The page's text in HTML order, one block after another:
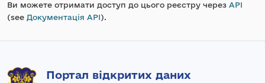
Ви можете отримати доступ до цього реєстру через API
(see Документація API).
Портал відкритих даних